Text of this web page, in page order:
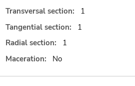
Transversal section:
1
Tangential section:
1
Radial section:
1
Maceration:
No